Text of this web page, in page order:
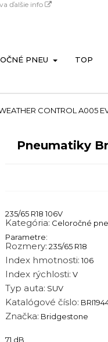
ďalšie info
PNEU TOP
CONTROL A005
Pneumatiky
235/65 R18 106V
Kategória: Celoročné
Parametre:
Rozmery: 235/65 R18
Index hmotnosti: 106
Index rýchlosti: V
Typ auta: SUV
Katalógové číslo:
Značka: Bridgestone
71 dB